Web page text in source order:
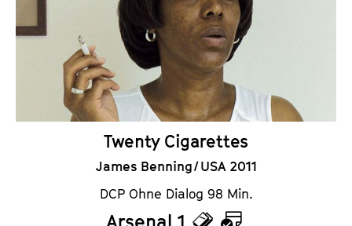
e
t
s
n
d
e
r
Twenty Cigarettes
James Benning / USA 2011
DCP Ohne Dialog 98 Min.
Arsenal 1